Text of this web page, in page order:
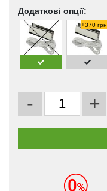
Додаткові опції:
+370 грн
- +